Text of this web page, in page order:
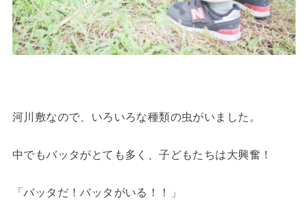
河川敷なので、いろいろな種類の虫がいました。
中でもバッタがとても多く、子どもたちは大興奮！
「バッタだ！バッタがいる！！」